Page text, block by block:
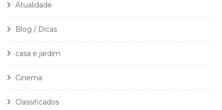
Atualidade
Blog / Dicas
casa e jardim
Cinema
Classificados